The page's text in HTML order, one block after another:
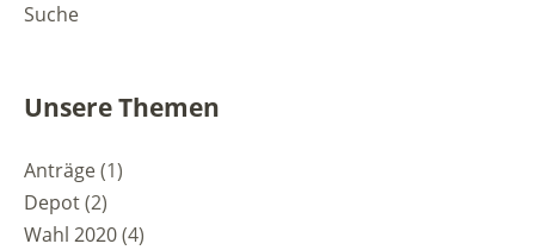
Suche
Unsere Themen
Anträge(1)
Depot(2)
Wahl 2020(4)